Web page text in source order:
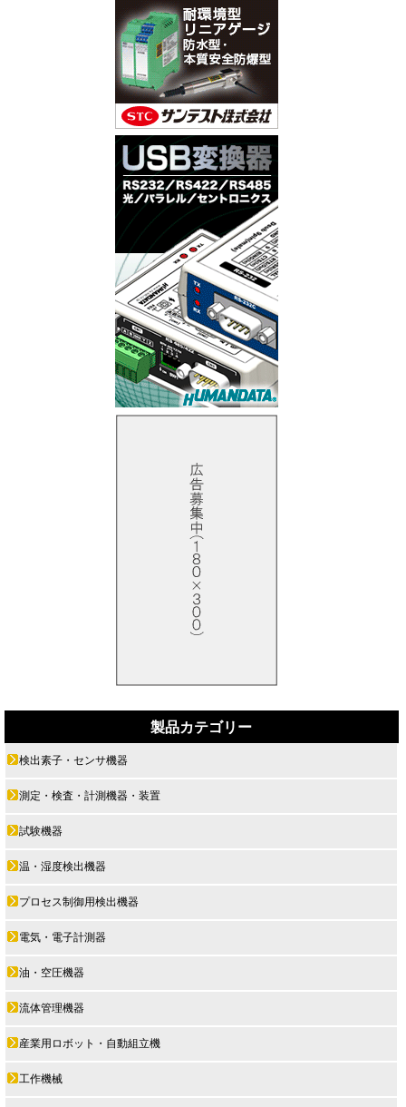
製品カテゴリー
検出素子・センサ機器
測定・検査・計測機器・装置
試験機器
温・湿度検出機器
プロセス制御用検出機器
電気・電子計測器
油・空圧機器
流体管理機器
産業用ロボット・自動組立機
工作機械